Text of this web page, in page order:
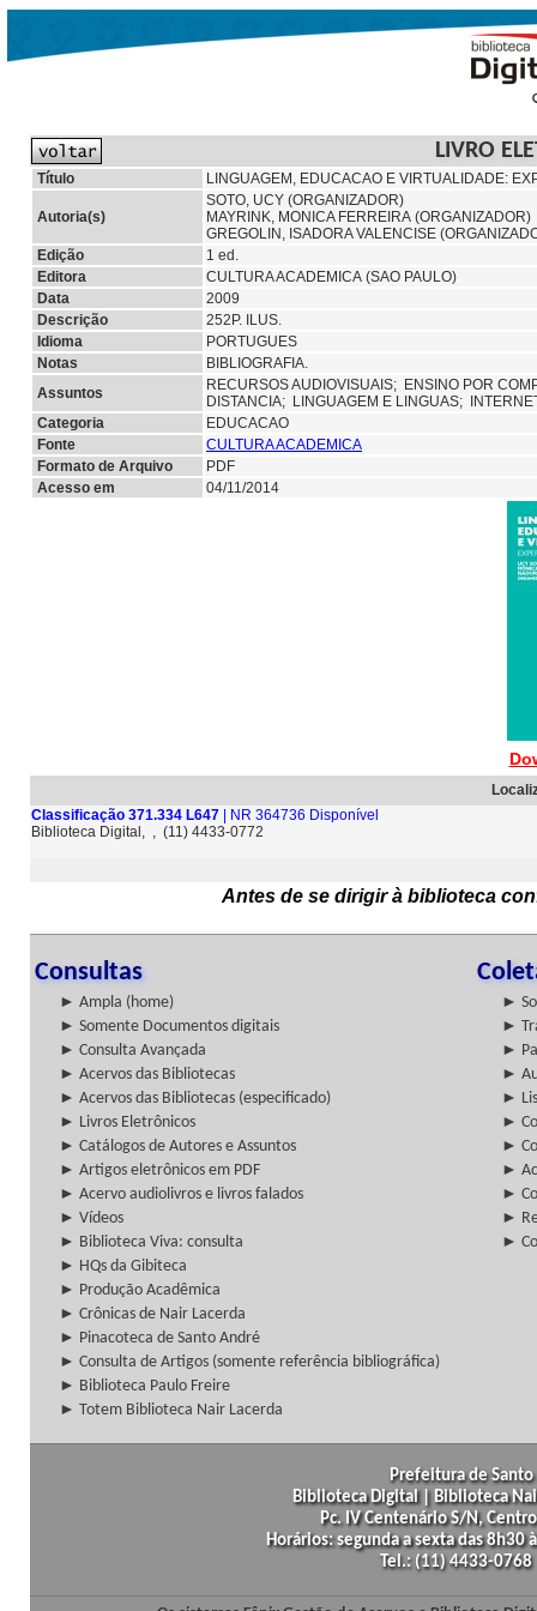
LIVRO
Título LINGUAGEM, EDUCACAO E VIRTUALIDADE:
Autoria(s)
SOTO, UCY (ORGANIZADOR)
MAYRINK, MONICA FERREIRA (ORGANIZADOR)
GREGOLIN, ISADORA VALENCISE
Edição
1 ed.
Editora
CULTURA ACADEMICA (SAO PAULO)
Data
2009
Descrição
252P. ILUS.
Idioma
PORTUGUES
Notas
BIBLIOGRAFIA.
Assuntos
RECURSOS AUDIOVISUAIS; ENSINO POR
DISTANCIA; LINGUAGEM E LINGUAS;
Categoria
EDUCACAO
Fonte
CULTURA ACADEMICA
Formato de Arquivo
PDF
Acesso em
04/11/2014
Classificação 371.334 L647 | NR 364736 Disponível
Biblioteca Digital, , (11) 4433-0772
Antes de se dirigir à biblioteca
Consultas
► Ampla (home)
►
► Somente Documentos digitais
►
► Consulta Avançada
►
► Acervos das Bibliotecas
►
► Acervos das Bibliotecas (especificado)
►
► Livros Eletrônicos
►
► Catálogos de Autores e Assuntos
►
► Artigos eletrônicos em PDF
►
► Acervo audiolivros e livros falados
►
► Vídeos
►
► Biblioteca Viva: consulta
►
► HQs da Gibiteca
► Produção Acadêmica
► Crônicas de Nair Lacerda
► Pinacoteca de Santo André
► Consulta de Artigos (somente referência bibliográfica)
► Biblioteca Paulo Freire
► Totem Biblioteca Nair Lacerda
Prefeitura de
Biblioteca Digital | Biblioteca
Pc. IV Centenário S/N,
Horários: segunda a sexta das
Tel.: (11) 4433-